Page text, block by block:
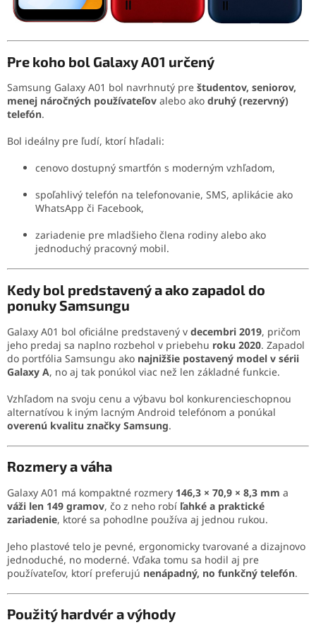
Pre koho bol Galaxy A01 určený
Samsung Galaxy A01 bol navrhnutý pre študentov, seniorov,
menej náročných používateľov alebo ako druhý (rezervný)
telefón.
Bol ideálny pre ľudí, ktorí hľadali:
cenovo dostupný smartfón s moderným vzhľadom,
spoľahlivý telefón na telefonovanie, SMS, aplikácie ako
WhatsApp či Facebook,
zariadenie pre mladšieho člena rodiny alebo ako
jednoduchý pracovný mobil.
Kedy bol predstavený a ako zapadol do
ponuky Samsungu
Galaxy A01 bol oficiálne predstavený v decembri 2019, pričom
jeho predaj sa naplno rozbehol v priebehu roku 2020. Zapadol
do portfólia Samsungu ako najnižšie postavený model v sérii
Galaxy A, no aj tak ponúkol viac než len základné funkcie.
Vzhľadom na svoju cenu a výbavu bol konkurencieschopnou
alternatívou k iným lacným Android telefónom a ponúkal
overenú kvalitu značky Samsung.
Rozmery a váha
Galaxy A01 má kompaktné rozmery 146,3 × 70,9 × 8,3 mm a
váži len 149 gramov, čo z neho robí ľahké a praktické
zariadenie, ktoré sa pohodlne používa aj jednou rukou.
Jeho plastové telo je pevné, ergonomicky tvarované a dizajnovo
jednoduché, no moderné. Vďaka tomu sa hodil aj pre
používateľov, ktorí preferujú nenápadný, no funkčný telefón.
Použitý hardvér a výhody